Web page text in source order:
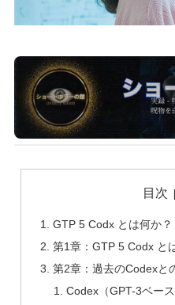
目次
GTP 5 Codx とは何か？
第1章：GTP 5 Codx と
第2章：過去のCodexと
Codex（GPT-3ベース